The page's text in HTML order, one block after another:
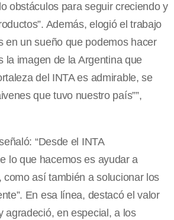
obstáculos para seguir creciendo y
Además, elogió el trabajo
en un sueño que podemos hacer
la imagen de la Argentina que
del INTA es admirable, se
que tuvo nuestro país””,
“Desde el INTA
lo que hacemos es ayudar a
como así también a solucionar los
En esa línea, destacó el valor
agradeció, en especial, a los